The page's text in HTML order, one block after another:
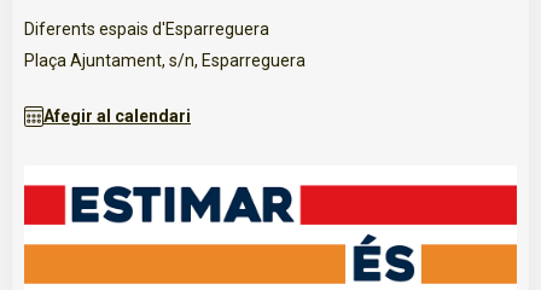
Diferents espais d'Esparreguera
Plaça Ajuntament, s/n, Esparreguera
Afegir al calendari